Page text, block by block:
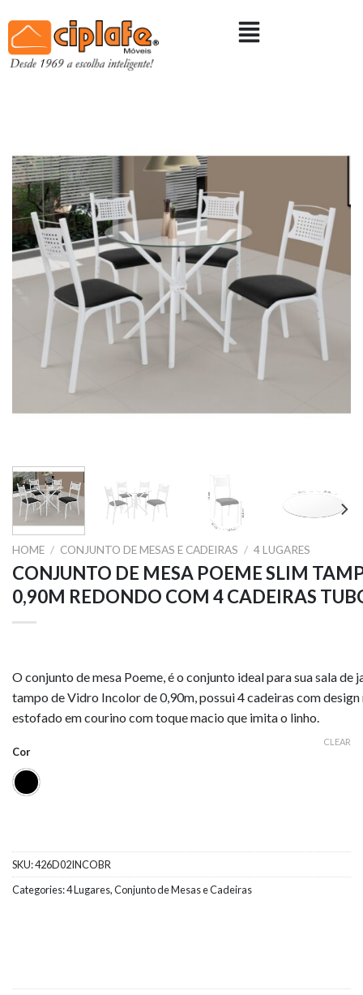
HOME / CONJUNTO DE MESAS E CADEIRAS / 4 LUGARES
CONJUNTO DE MESA POEME SLIM
0,90M REDONDO COM 4 CADEIRAS
O conjunto de mesa Poeme, é o conjunto ideal para sua sala de
tampo de Vidro Incolor de 0,90m, possui 4 cadeiras com
estofado em courino com toque macio que imita o linho.
Cor
CLEAR
SKU:426D02INCOBR
Categories:4 Lugares,Conjunto de Mesas e Cadeiras